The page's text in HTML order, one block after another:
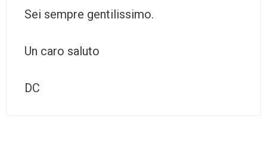
Sei sempre gentilissimo.
Un caro saluto
DC